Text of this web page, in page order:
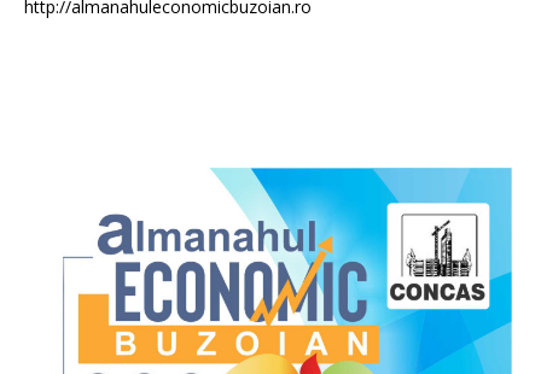
http://almanahuleconomicbuzoian.ro